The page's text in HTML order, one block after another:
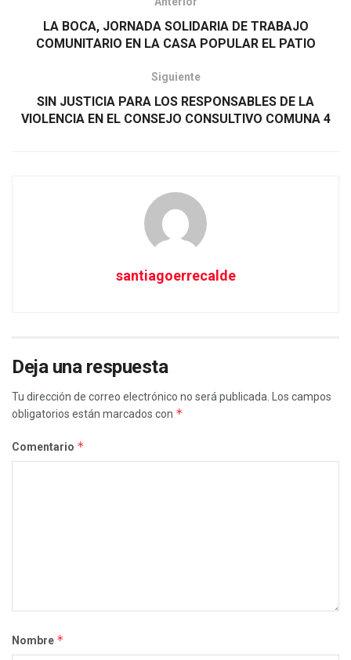
LA BOCA, JORNADA SOLIDARIA DE TRABAJO
COMUNITARIO EN LA CASA POPULAR EL PATIO
Siguiente
SIN JUSTICIA PARA LOS RESPONSABLES DE LA
VIOLENCIA EN EL CONSEJO CONSULTIVO COMUNA 4
santiagoerrecalde
Deja una respuesta
Tu dirección de correo electrónico no será publicada.
Los campos
obligatorios están marcados con *
Comentario *
Nombre *